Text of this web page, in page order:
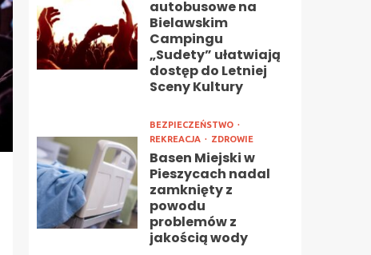
autobusowe na
Bielawskim
Campingu
„Sudety” ułatwiają
dostęp do Letniej
Sceny Kultury
BEZPIECZEŃSTWO
REKREACJA
ZDROWIE
Basen Miejski w
Pieszycach nadal
zamknięty z
powodu
problemów z
jakością wody